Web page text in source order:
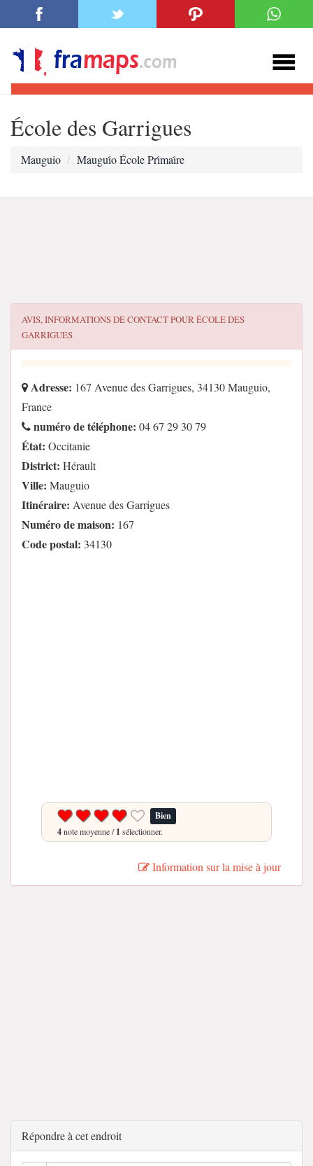
École des Garrigues
Mauguio Maugui̇o École Pri̇mai̇re
AVIS, INFORMATIONS DE CONTACT POURÉCOLE DES
GARRIGUES
Adresse: 167 Avenue des Garrigues, 34130 Mauguio,
France
numéro de téléphone: 04 67 29 30 79
État: Occitanie
District: Hérault
Ville: Mauguio
Itinéraire: Avenue des Garrigues
Numéro de maison: 167
Code postal: 34130
Bien
4note moyenne /1 sélectionner.
Information sur la mise à jour
Répondre à cet endroit